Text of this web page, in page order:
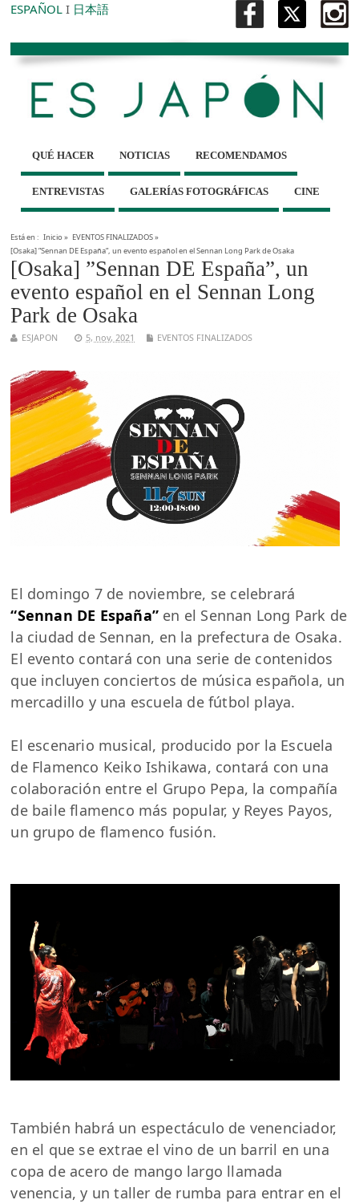
ESPAÑOL I 日本語
QUÉ HACER NOTICIAS RECOMENDAMOS
ENTREVISTAS GALERÍAS FOTOGRÁFICAS CINE
Está en : Inicio» EVENTOS FINALIZADOS»
[Osaka] ”Sennan DE España”, un evento español en el Sennan Long Park de Osaka
[Osaka] ”Sennan DE España”, un
evento español en el Sennan Long
Park de Osaka
ESJAPON 5, nov, 2021 EVENTOS FINALIZADOS
El domingo 7 de noviembre, se celebrará
“Sennan DE España” en el Sennan Long Park de
la ciudad de Sennan, en la prefectura de Osaka.
El evento contará con una serie de contenidos
que incluyen conciertos de música española, un
mercadillo y una escuela de fútbol playa.
El escenario musical, producido por la Escuela
de Flamenco Keiko Ishikawa, contará con una
colaboración entre el Grupo Pepa, la compañía
de baile flamenco más popular, y Reyes Payos,
un grupo de flamenco fusión.
También habrá un espectáculo de venenciador,
en el que se extrae el vino de un barril en una
copa de acero de mango largo llamada
venencia, y un taller de rumba para entrar en el